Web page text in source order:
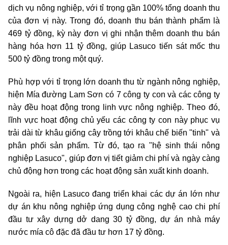
dịch vụ nông nghiệp, với tỉ trọng gần 100% tổng doanh thu
của đơn vị này. Trong đó, doanh thu bán thành phẩm là
469 tỷ đồng, kỳ này đơn vị ghi nhận thêm doanh thu bán
hàng hóa hơn 11 tỷ đồng, giúp Lasuco tiến sát mốc thu
500 tỷ đồng trong một quý.
Phù hợp với tỉ trọng lớn doanh thu từ ngành nông nghiệp,
hiện Mía đường Lam Sơn có 7 công ty con và các công ty
này đều hoạt động trong linh vực nông nghiệp. Theo đó,
lĩnh vực hoạt động chủ yếu các công ty con này phục vụ
trải dài từ khâu giống cây trồng tới khâu chế biến "tinh" và
phân phối sản phẩm. Từ đó, tạo ra "hệ sinh thái nông
nghiệp Lasuco", giúp đơn vị tiết giảm chi phí và ngày càng
chủ động hơn trong các hoạt động sản xuất kinh doanh.
Ngoài ra, hiện Lasuco đang triển khai các dự án lớn như
dự án khu nông nghiệp ứng dụng công nghệ cao chi phí
đầu tư xây dựng dở dang 30 tỷ đồng, dự án nhà máy
nước mía cô đặc đã đầu tư hơn 17 tỷ đồng.